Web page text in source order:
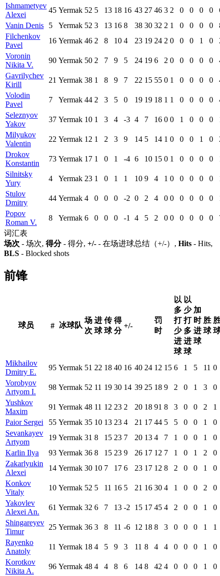
Ishmametyev
Alexei
45 Yermak 52 5 13 18 16 43 27 46 3 2 0 0 0 0
Vanin Denis
5 Yermak 52 3 13 16 8 38 30 32 2 1 0 0 0 0
Filchenkov
Pavel
16 Yermak 46 2 8 10 4 23 19 24 2 0 0 0 1 0
Voronin
Nikita V.
90 Yermak 50 2 7 9 5 24 19 6 2 0 0 0 0 0
Gavrilychev
Kirill
21 Yermak 38 1 8 9 7 22 15 55 0 1 0 0 0 0
Volodin
Pavel
7 Yermak 44 2 3 5 0 19 19 18 1 1 0 0 0 0
Seleznyov
Yakov
37 Yermak 10 1 3 4 -3 4 7 16 0 0 1 0 0 0
Milyukov
Valentin
22 Yermak 12 1 2 3 9 14 5 14 1 0 0 0 1 0
Drokov
Konstantin
73 Yermak 17 1 0 1 -4 6 10 15 0 1 0 0 0 0
Silnitsky
Yury
4 Yermak 23 1 0 1 1 10 9 4 1 0 0 0 0 0
Stulov
Dmitry
44 Yermak 4 0 0 0 -2 0 2 4 0 0 0 0 0 0
Popov
Roman V.
8 Yermak 6 0 0 0 -1 4 5 2 0 0 0 0 0 0
词汇表
场次 - 场次, 得分- 得分, +/- - 在场进球总结（+/-）, Hits - Hits,
BLS - Blocked shots
前锋
球员 # 冰球队
场
次
进
球
传
球
得
分
+/-
罚
时
以
多
打
少
进
球
以
少
打
多
进
球
加
时
进
球
胜
球
Mikhailov
Dmitry E.
95 Yermak 51 22 18 40 16 40 24 12 15 6 1 5 11 0
Vorobyov
Artyom I.
98 Yermak 52 11 19 30 14 39 25 18 9 2 0 1 3
0
Yushkov
Maxim
91 Yermak 48 11 12 23 2 20 18 91 8 3 0 0 2
1
Paior Sergei
55 Yermak 35 10 13 23 4 21 17 44 5 5 0 0 1
0
Sevankayev
Artyom
19 Yermak 31 8 15 23 7 20 13 4 7 1 0 0 1
0
Karlin Ilya
93 Yermak 36 8 15 23 9 26 17 12 7 1 0 1 2
0
Zakarlyukin
Alexei
14 Yermak 30 10 7 17 6 23 17 12 8 2 0 0 1
0
Konkov
Vitaly
10 Yermak 52 5 11 16 5 21 16 30 4 1 0 0 2
0
Yakovlev
Alexei An.
61 Yermak 32 6 7 13 -2 15 17 45 4 2 0 0 1
0
Shingareyev
Timur
25 Yermak 36 3 8 11 -6 12 18 8 3 0 0 0 1
1
Rayenko
Anatoly
11 Yermak 18 4 5 9 3 11 8 4 4 0 0 0 1
0
Korotkov
Nikita A.
96 Yermak 48 4 4 8 6 14 8 42 4 0 0 0 1
0